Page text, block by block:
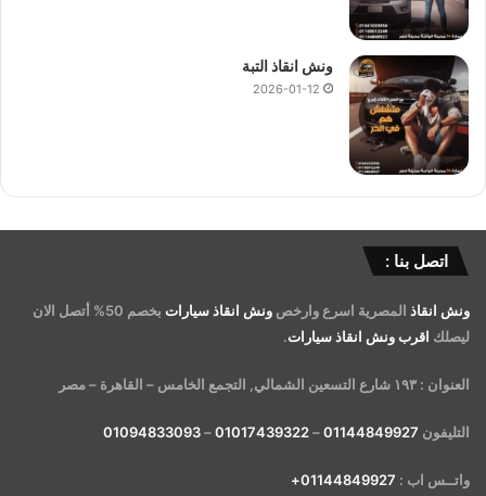
ونش انقاذ التبة
2026-01-12
اتصل بنا :
ونش انقاذ المصرية اسرع وارخص ونش انقاذ سيارات
بخصم 50% أتصل الان
ليصلك اقرب ونش انقاذ سيارات.
العنوان : ١٩٣ شارع التسعين الشمالي, التجمع الخامس – القاهرة – مصر
التليفون 01144849927
–
01017439322
–
01094833093
واتــس اب : 01144849927+